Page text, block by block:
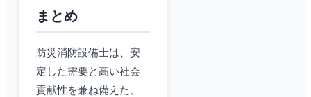
まとめ
防災消防設備士は、安
定した需要と高い社会
貢献性を兼ね備えた、